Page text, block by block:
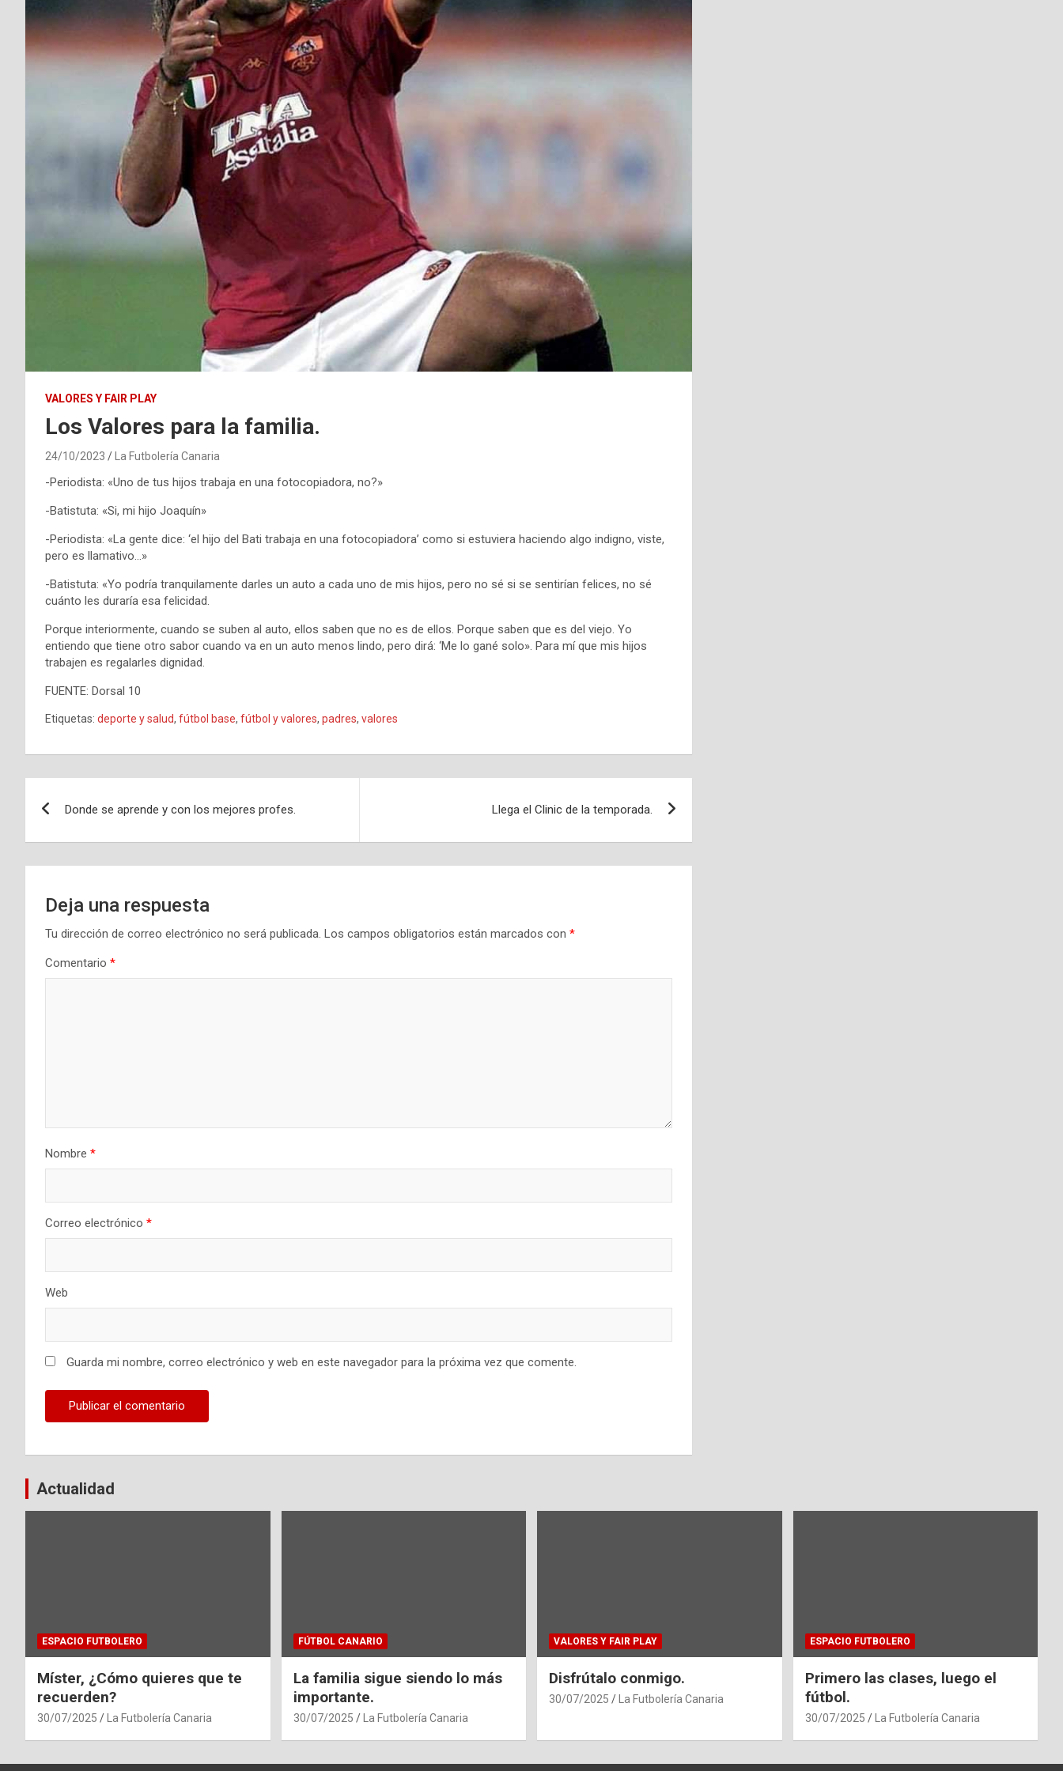
VALORES Y FAIR PLAY
Los Valores para la familia.
24/10/2023 La Futbolería Canaria
-Periodista: «Uno de tus hijos trabaja en una fotocopiadora, no?»
-Batistuta: «Si, mi hijo Joaquín»
-Periodista: «La gente dice: ‘el hijo del Bati trabaja en una fotocopiadora’ como si estuviera haciendo algo indigno, viste,
pero es llamativo…»
-Batistuta: «Yo podría tranquilamente darles un auto a cada uno de mis hijos, pero no sé si se sentirían felices, no sé
cuánto les duraría esa felicidad.
Porque interiormente, cuando se suben al auto, ellos saben que no es de ellos. Porque saben que es del viejo. Yo
entiendo que tiene otro sabor cuando va en un auto menos lindo, pero dirá: ‘Me lo gané solo». Para mí que mis hijos
trabajen es regalarles dignidad.
FUENTE: Dorsal 10
Etiquetas: deporte y salud, fútbol base, fútbol y valores, padres, valores
Donde se aprende y con los mejores profes. Llega el Clinic de la temporada.
Deja una respuesta
Tu dirección de correo electrónico no será publicada. Los campos obligatorios están marcados con *
Comentario *
Nombre *
Correo electrónico *
Web
Guarda mi nombre, correo electrónico y web en este navegador para la próxima vez que comente.
Actualidad
ESPACIO FUTBOLERO
Míster, ¿Cómo quieres que te
recuerden?
30/07/2025 La Futbolería Canaria
FÚTBOL CANARIO
La familia sigue siendo lo más
importante.
30/07/2025 La Futbolería Canaria
VALORES Y FAIR PLAY
Disfrútalo conmigo.
30/07/2025 La Futbolería Canaria
ESPACIO FUTBOLERO
Primero las clases, luego el
fútbol.
30/07/2025 La Futbolería Canaria